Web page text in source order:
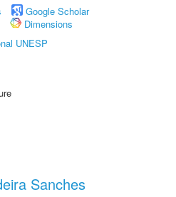
Google Scholar
Dimensions
UNESP
Sanches